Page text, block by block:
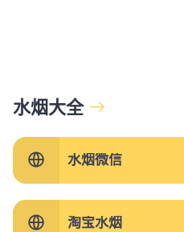
水烟大全
水烟微信
淘宝水烟